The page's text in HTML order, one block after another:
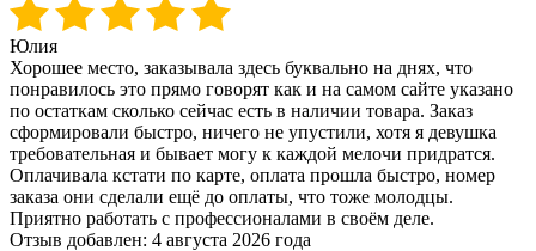
Юлия
Хорошее место, заказывала здесь буквально на днях, что
понравилось это прямо говорят как и на самом сайте указано
по остаткам сколько сейчас есть в наличии товара. Заказ
сформировали быстро, ничего не упустили, хотя я девушка
требовательная и бывает могу к каждой мелочи придратся.
Оплачивала кстати по карте, оплата прошла быстро, номер
заказа они сделали ещё до оплаты, что тоже молодцы.
Приятно работать с профессионалами в своём деле.
Отзыв добавлен: 4 августа 2026 года